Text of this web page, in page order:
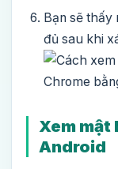
Bạn sẽ
đủ sau khi
Xem mật
Android